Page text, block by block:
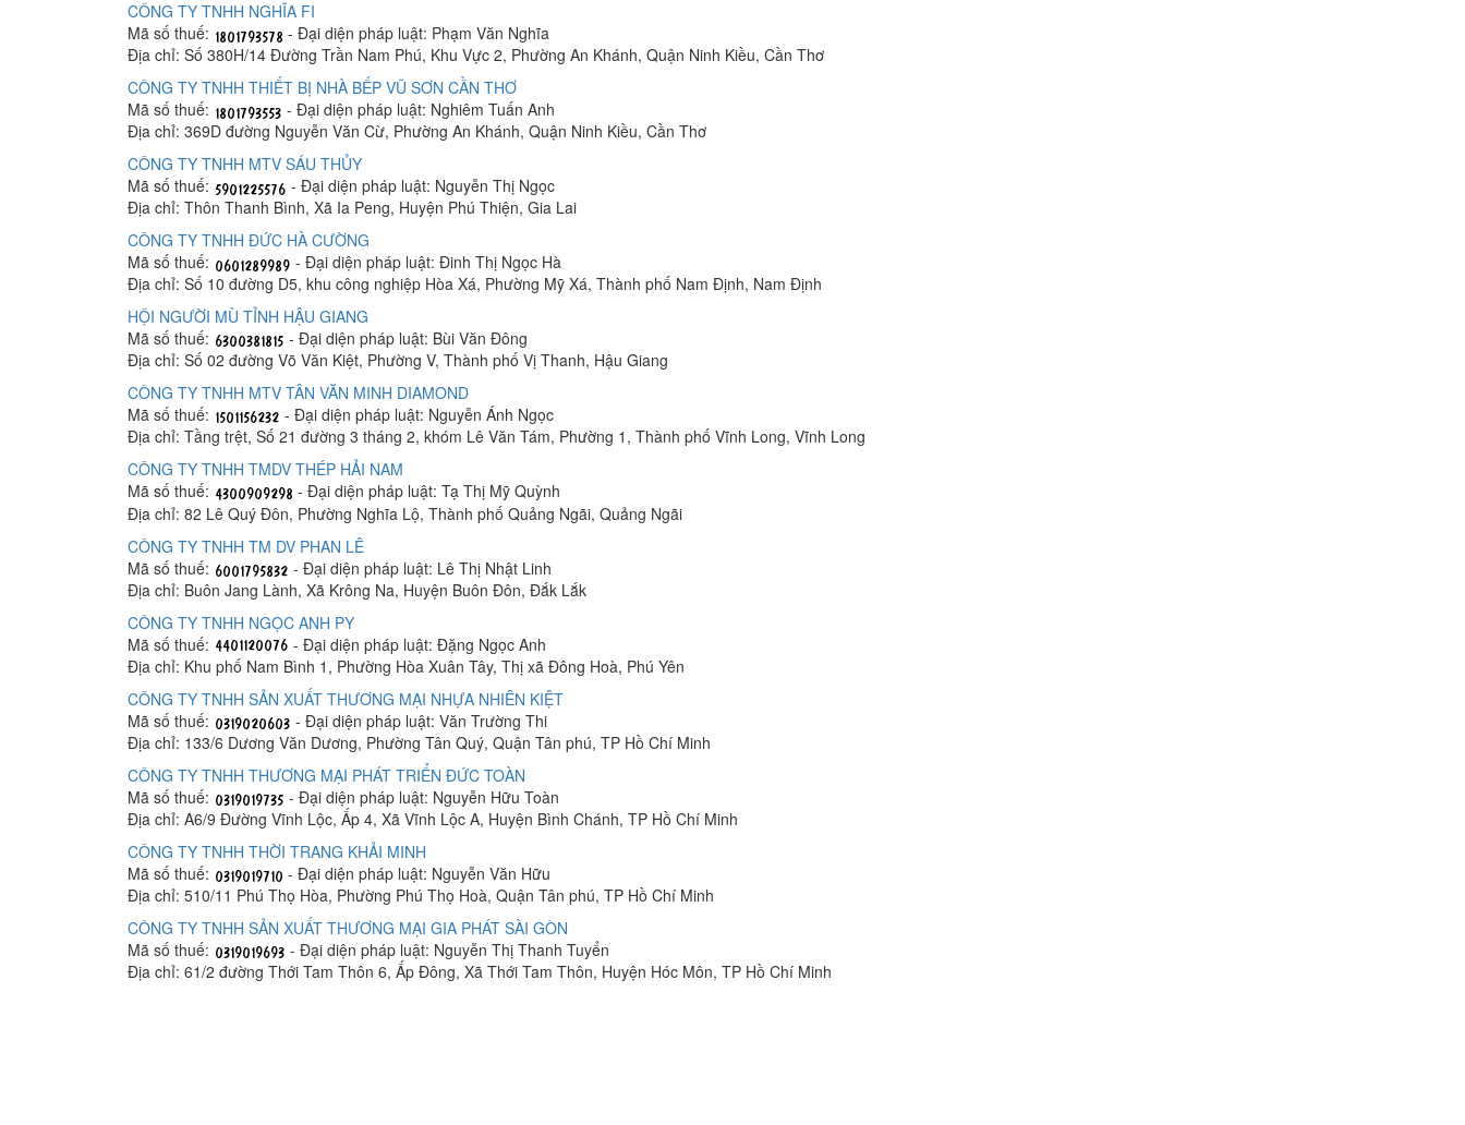
CÔNG TY TNHH NGHĨA FI
Mã số thuế:
- Đại diện pháp luật: Phạm Văn Nghĩa
Địa chỉ: Số 380H/14 Đường Trần Nam Phú, Khu Vực 2, Phường An Khánh, Quận Ninh Kiều, Cần Thơ
CÔNG TY TNHH THIẾT BỊ NHÀ BẾP VŨ SƠN CẦN THƠ
Mã số thuế:
- Đại diện pháp luật: Nghiêm Tuấn Anh
Địa chỉ: 369D đường Nguyễn Văn Cừ, Phường An Khánh, Quận Ninh Kiều, Cần Thơ
CÔNG TY TNHH MTV SÁU THỦY
Mã số thuế:
- Đại diện pháp luật: Nguyễn Thị Ngọc
Địa chỉ: Thôn Thanh Bình, Xã Ia Peng, Huyện Phú Thiện, Gia Lai
CÔNG TY TNHH ĐỨC HÀ CƯỜNG
Mã số thuế:
- Đại diện pháp luật: Đinh Thị Ngọc Hà
Địa chỉ: Số 10 đường D5, khu công nghiệp Hòa Xá, Phường Mỹ Xá, Thành phố Nam Định, Nam Định
HỘI NGƯỜI MÙ TỈNH HẬU GIANG
Mã số thuế:
- Đại diện pháp luật: Bùi Văn Đông
Địa chỉ: Số 02 đường Võ Văn Kiệt, Phường V, Thành phố Vị Thanh, Hậu Giang
CÔNG TY TNHH MTV TÂN VĂN MINH DIAMOND
Mã số thuế:
- Đại diện pháp luật: Nguyễn Ánh Ngọc
Địa chỉ: Tầng trệt, Số 21 đường 3 tháng 2, khóm Lê Văn Tám, Phường 1, Thành phố Vĩnh Long, Vĩnh Long
CÔNG TY TNHH TMDV THÉP HẢI NAM
Mã số thuế:
- Đại diện pháp luật: Tạ Thị Mỹ Quỳnh
Địa chỉ: 82 Lê Quý Đôn, Phường Nghĩa Lộ, Thành phố Quảng Ngãi, Quảng Ngãi
CÔNG TY TNHH TM DV PHAN LÊ
Mã số thuế:
- Đại diện pháp luật: Lê Thị Nhật Linh
Địa chỉ: Buôn Jang Lành, Xã Krông Na, Huyện Buôn Đôn, Đắk Lắk
CÔNG TY TNHH NGỌC ANH PY
Mã số thuế:
- Đại diện pháp luật: Đặng Ngọc Anh
Địa chỉ: Khu phố Nam Bình 1, Phường Hòa Xuân Tây, Thị xã Đông Hoà, Phú Yên
CÔNG TY TNHH SẢN XUẤT THƯƠNG MẠI NHỰA NHIÊN KIỆT
Mã số thuế:
- Đại diện pháp luật: Văn Trường Thi
Địa chỉ: 133/6 Dương Văn Dương, Phường Tân Quý, Quận Tân phú, TP Hồ Chí Minh
CÔNG TY TNHH THƯƠNG MẠI PHÁT TRIỂN ĐỨC TOÀN
Mã số thuế:
- Đại diện pháp luật: Nguyễn Hữu Toàn
Địa chỉ: A6/9 Đường Vĩnh Lộc, Ấp 4, Xã Vĩnh Lộc A, Huyện Bình Chánh, TP Hồ Chí Minh
CÔNG TY TNHH THỜI TRANG KHẢI MINH
Mã số thuế:
- Đại diện pháp luật: Nguyễn Văn Hữu
Địa chỉ: 510/11 Phú Thọ Hòa, Phường Phú Thọ Hoà, Quận Tân phú, TP Hồ Chí Minh
CÔNG TY TNHH SẢN XUẤT THƯƠNG MẠI GIA PHÁT SÀI GÒN
Mã số thuế:
- Đại diện pháp luật: Nguyễn Thị Thanh Tuyển
Địa chỉ: 61/2 đường Thới Tam Thôn 6, Ấp Đông, Xã Thới Tam Thôn, Huyện Hóc Môn, TP Hồ Chí Minh